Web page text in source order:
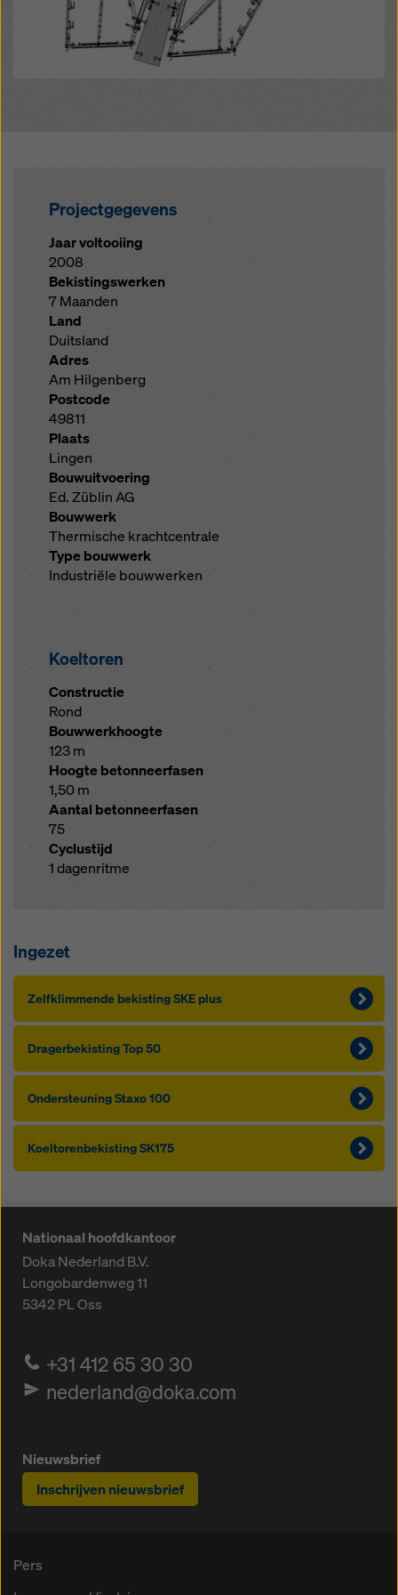
Projectgegevens
Jaar voltooiing
2008
Bekistingswerken
7 Maanden
Land
Duitsland
Adres
Am Hilgenberg
Postcode
49811
Plaats
Lingen
Bouwuitvoering
Ed. Züblin AG
Bouwwerk
Thermische krachtcentrale
Type bouwwerk
Industriële bouwwerken
Koeltoren
Constructie
Rond
Bouwwerkhoogte
123 m
Hoogte betonneerfasen
1,50 m
Aantal betonneerfasen
75
Cyclustijd
1 dagenritme
Ingezet
Zelf­k­lim­men­de be­kis­ting SKE plus
Dra­ger­be­kis­ting Top 50
On­der­s­teu­ning Staxo 100
Koel­to­ren­be­kis­ting SK175
Nationaal hoofdkantoor
Doka Nederland B.V.
Longobardenweg 11
5342 PLOss
+31 412 65 30 30
nederland@doka.com
Nieuwsbrief
Inschrijven nieuwsbrief
Pers